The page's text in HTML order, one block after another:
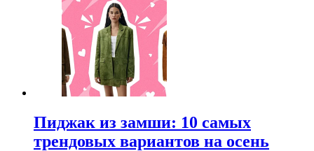
Пиджак из замши: 10 самых
трендовых вариантов на осень